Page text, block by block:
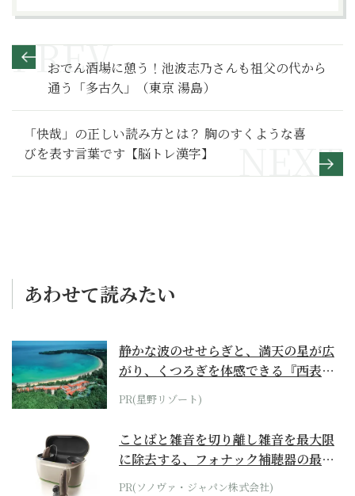
おでん酒場に憩う！池波志乃さんも祖父の代から
通う「多古久」（東京 湯島）
「快哉」の正しい読み方とは？ 胸のすくような喜
びを表す言葉です【脳トレ漢字】
あわせて読みたい
静かな波のせせらぎと、満天の星が広
がり、くつろぎを体感できる『西表島
ホテル by...
PR(星野リゾート)
ことばと雑音を切り離し雑音を最大限
に除去する、フォナック補聴器の最上
位モデル
PR(ソノヴァ・ジャパン株式会社)